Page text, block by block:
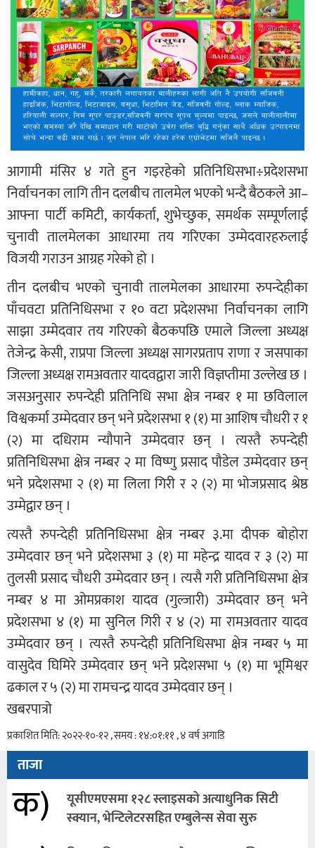
आगामी मंसिर ४ गते हुन गइरहेको प्रतिनिधिसभा÷प्रदेशसभा
निर्वाचनका लागि तीन दलबीच तालमेल भएको भन्दै बैठकले आ–
आफ्ना पार्टी कमिटी, कार्यकर्ता, शुभेच्छुक, समर्थक सम्पूर्णलाई
चुनावी तालमेलका आधारमा तय गरिएका उम्मेदवारहरुलाई
विजयी गराउन आग्रह गरेको हो ।
तीन दलबीच भएको चुनावी तालमेलका आधारमा रुपन्देहीका
पाँचवटा प्रतिनिधिसभा र १० वटा प्रदेशसभा निर्वाचनका लागि
साझा उम्मेदवार तय गरिएको बैठकपछि एमाले जिल्ला अध्यक्ष
तेजेन्द्र केसी, राप्रपा जिल्ला अध्यक्ष सागरप्रताप राणा र जसपाका
जिल्ला अध्यक्ष रामअवतार यादवद्वारा जारी विज्ञप्तीमा उल्लेख छ ।
जसअनुसार रुपन्देही प्रतिनिधि सभा क्षेत्र नम्बर १ मा छविलाल
विश्वकर्मा उम्मेदवार छन् भने प्रदेशसभा १ (१) मा आशिष चौधरी र १
(२) मा दधिराम न्यौपाने उम्मेदवार छन् । त्यस्तै रुपन्देही
प्रतिनिधिसभा क्षेत्र नम्बर २ मा विष्णु प्रसाद पौडेल उम्मेदवार छन्
भने प्रदेशसभा २ (१) मा लिला गिरी र २ (२) मा भोजप्रसाद श्रेष्ठ
उम्मेद्वार छन् ।
त्यस्तै रुपन्देही प्रतिनिधिसभा क्षेत्र नम्बर ३.मा दीपक बोहोरा
उम्मेदवार छन् भने प्रदेशसभा ३ (१) मा महेन्द्र यादव र ३ (२) मा
तुलसी प्रसाद चौधरी उम्मेदवार छन् । त्यसै गरी प्रतिनिधिसभा क्षेत्र
नम्बर ४ मा ओमप्रकाश यादव (गुल्जारी) उम्मेदवार छन् भने
प्रदेशसभा ४ (१) मा सुनिल गिरी र ४ (२) मा रामअवतार यादव
उम्मेदवार छन् । त्यस्तै रुपन्देही प्रतिनिधिसभा क्षेत्र नम्बर ५ मा
वासुदेव घिमिरे उम्मेदवार छन् भने प्रदेशसभा ५ (१) मा भूमिश्वर
ढकाल र ५ (२) मा रामचन्द्र यादव उम्मेदवार छन् ।
खबरपात्रो
प्रकाशित मिति: २०२२-१०-१२ , समय : १४:०१:११ , ४ वर्ष अगाडि
ताजा
क)
यूसीएमएसमा १२८ स्लाइसको अत्याधुनिक सिटी
स्क्यान, भेन्टिलेटरसहित एम्बुलेन्स सेवा सुरु